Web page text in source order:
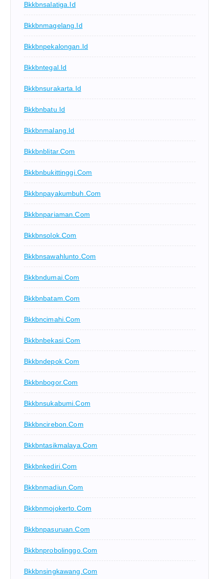
Bkkbnsalatiga.id
Bkkbnmagelang.id
Bkkbnpekalongan.id
Bkkbntegal.id
Bkkbnsurakarta.id
Bkkbnbatu.id
Bkkbnmalang.id
Bkkbnblitar.com
Bkkbnbukittinggi.com
Bkkbnpayakumbuh.com
Bkkbnpariaman.com
Bkkbnsolok.com
Bkkbnsawahlunto.com
Bkkbndumai.com
Bkkbnbatam.com
Bkkbncimahi.com
Bkkbnbekasi.com
Bkkbndepok.com
Bkkbnbogor.com
Bkkbnsukabumi.com
Bkkbncirebon.com
Bkkbntasikmalaya.com
Bkkbnkediri.com
Bkkbnmadiun.com
Bkkbnmojokerto.com
Bkkbnpasuruan.com
Bkkbnprobolinggo.com
Bkkbnsingkawang.com